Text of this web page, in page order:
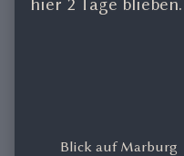
hier 2 Tage blieben.
Blick auf Marburg